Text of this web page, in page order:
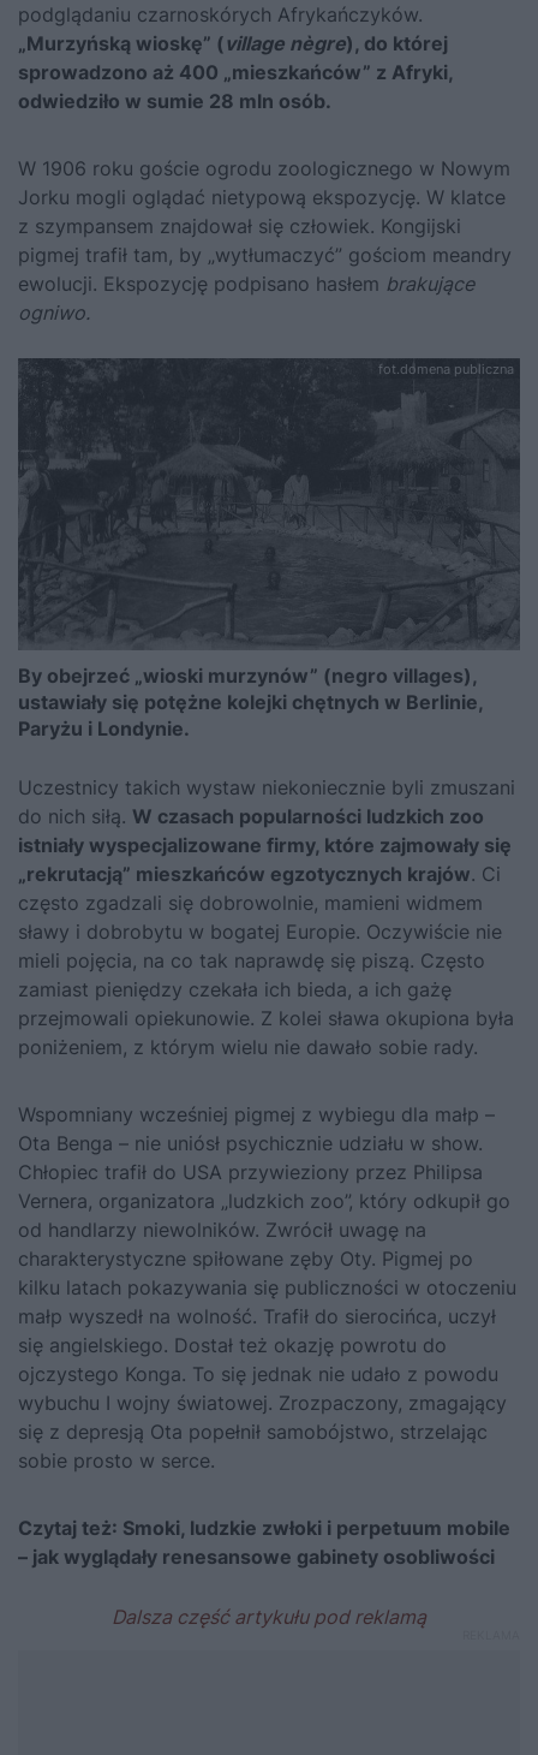
podglądaniu czarnoskórych Afrykańczyków.
„Murzyńską wioskę” ( village nègre), do której
sprowadzono aż 400 „mieszkańców” z Afryki,
odwiedziło w sumie 28 mln osób.
W 1906 roku goście ogrodu zoologicznego w Nowym
Jorku mogli oglądać nietypową ekspozycję. W klatce
z szympansem znajdował się człowiek. Kongijski
pigmej trafił tam, by „wytłumaczyć” gościom meandry
ewolucji. Ekspozycję podpisano hasłem brakujące
ogniwo.
fot.domena publiczna
By obejrzeć „wioski murzynów” (negro villages),
ustawiały się potężne kolejki chętnych w Berlinie,
Paryżu i Londynie.
Uczestnicy takich wystaw niekoniecznie byli zmuszani
do nich siłą. W czasach popularności ludzkich zoo
istniały wyspecjalizowane firmy, które zajmowały się
„rekrutacją” mieszkańców egzotycznych krajów. Ci
często zgadzali się dobrowolnie, mamieni widmem
sławy i dobrobytu w bogatej Europie. Oczywiście nie
mieli pojęcia, na co tak naprawdę się piszą. Często
zamiast pieniędzy czekała ich bieda, a ich gażę
przejmowali opiekunowie. Z kolei sława okupiona była
poniżeniem, z którym wielu nie dawało sobie rady.
Wspomniany wcześniej pigmej z wybiegu dla małp –
Ota Benga – nie uniósł psychicznie udziału w show.
Chłopiec trafił do USA przywieziony przez Philipsa
Vernera, organizatora „ludzkich zoo”, który odkupił go
od handlarzy niewolników. Zwrócił uwagę na
charakterystyczne spiłowane zęby Oty. Pigmej po
kilku latach pokazywania się publiczności w otoczeniu
małp wyszedł na wolność. Trafił do sierocińca, uczył
się angielskiego. Dostał też okazję powrotu do
ojczystego Konga. To się jednak nie udało z powodu
wybuchu I wojny światowej. Zrozpaczony, zmagający
się z depresją Ota popełnił samobójstwo, strzelając
sobie prosto w serce.
Czytaj też: Smoki, ludzkie zwłoki i perpetuum mobile
– jak wyglądały renesansowe gabinety osobliwości